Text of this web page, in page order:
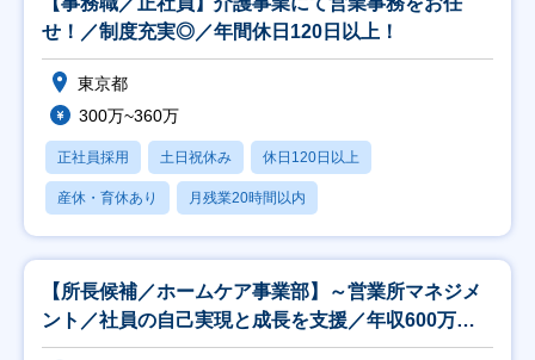
せ！／制度充実◎／年間休日120日以上！
東京都
300万~360万
正社員採用 土日祝休み 休日120日以上
産休・育休あり 月残業20時間以内
【所長候補／ホームケア事業部】～営業所マネジメ
ント／社員の自己実現と成長を支援／年収600万以
上～